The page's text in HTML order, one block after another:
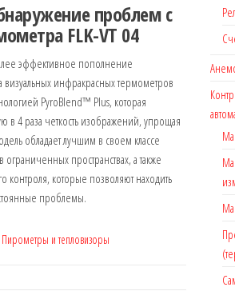
проблем с
FLK-VT 04
эффективное пополнение
визуальных инфракрасных термометров
PyroBlend™ Plus, которая
4 раза четкость изображений, упрощая
обладает лучшим в своем классе
пространствах, а также
контроля, которые позволяют находить
проблемы.
Пирометры и тепловизоры